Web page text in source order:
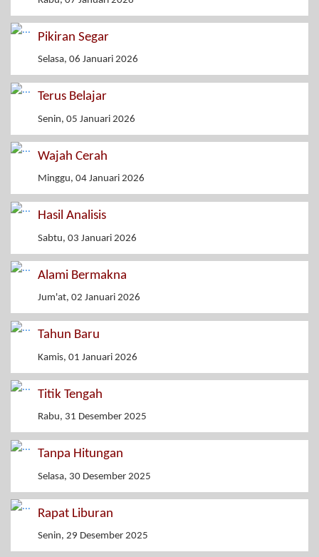
Pikiran Segar
Selasa, 06 Januari 2026
Terus Belajar
Senin, 05 Januari 2026
Wajah Cerah
Minggu, 04 Januari 2026
Hasil Analisis
Sabtu, 03 Januari 2026
Alami Bermakna
Jum'at, 02 Januari 2026
Tahun Baru
Kamis, 01 Januari 2026
Titik Tengah
Rabu, 31 Desember 2025
Tanpa Hitungan
Selasa, 30 Desember 2025
Rapat Liburan
Senin, 29 Desember 2025